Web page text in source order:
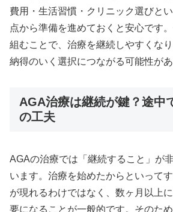
費用・生活習慣・クリニック選びと
点から準備を進めておくと安心です
組むことで、治療を継続しやすくな
納得のいく選択につながる可能性があ
AGA治療は継続が鍵？途中
の工夫
AGAの治療では「継続すること」が
います。治療を始めたからといって
が現れるわけではなく、数ヶ月以上
要になることが一般的です。そのた